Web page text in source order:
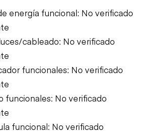
energía funcional: No verificado
cableado: No verificado
funcionales: No verificado
funcionales: No verificado
funcional: No verificado